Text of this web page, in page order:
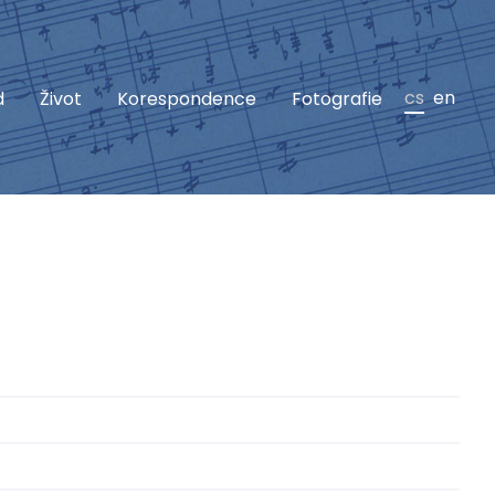
Život Korespondence Fotografie cs en